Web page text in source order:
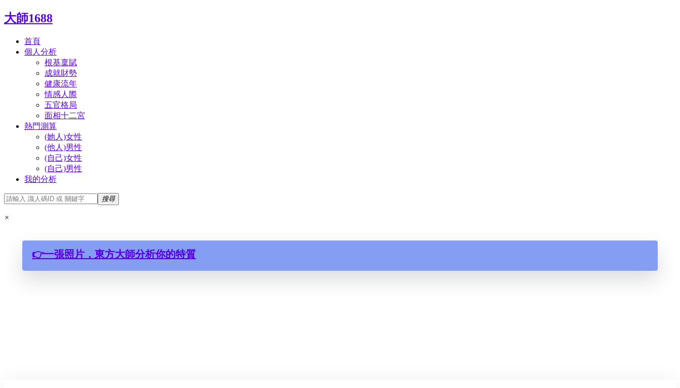
大師1688
首頁
個人分析
根基稟賦
成就財勢
健康流年
情感人際
五官格局
面相十二宮
熱門測算
(她人)女性
(他人)男性
(自己)女性
(自己)男性
我的分析
搜尋
×
👉一張照片，東方大師分析你的特質